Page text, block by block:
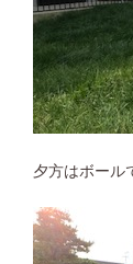
夕方はボール